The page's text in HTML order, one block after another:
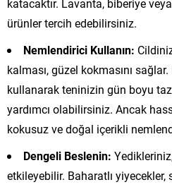
katacaktır. Lavanta, biberiye
ürünler tercih edebilirsiniz.
Nemlendirici Kullanın:
kalması, güzel kokmasını
kullanarak teninizin gün boyu
yardımcı olabilirsiniz. Ancak
kokusuz ve doğal içerikli
Dengeli Beslenin:
etkileyebilir. Baharatlı yiyecekler,